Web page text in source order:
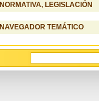
NORMATIVA, LEGISLACIÓN
NAVEGADOR TEMÁTICO